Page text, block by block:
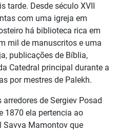
tarde. Desde século XVII
com uma igreja em
há biblioteca rica em
mil de manuscritos e uma
publicações de Bíblia,
Catedral principal durante a
por mestres de Palekh.
de Sergiev Posad
1870 ela pertencia ao
Savva Mamontov que